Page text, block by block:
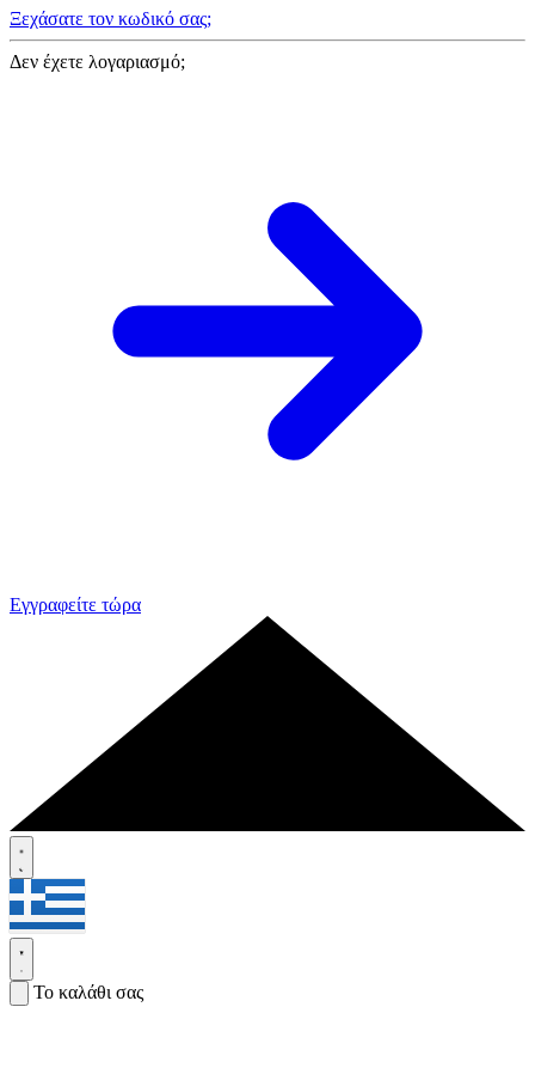
Ξεχάσατε τον κωδικό σας;
Δεν έχετε λογαριασμό;
Εγγραφείτε τώρα
Το καλάθι σας